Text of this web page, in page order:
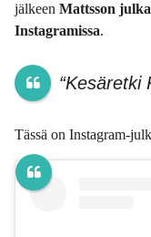
jälkeen Mattsson
Instagramissa.
“Kesäretki
Tässä on Instagram-